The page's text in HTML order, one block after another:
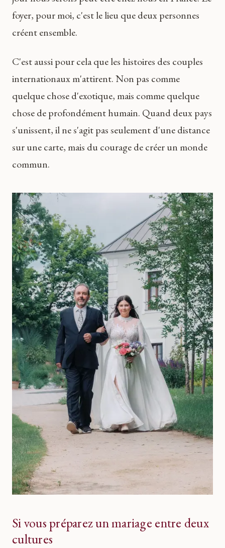
foyer, pour moi, c'est le lieu que deux personnes
créent ensemble.
C'est aussi pour cela que les histoires des couples
internationaux m'attirent. Non pas comme
quelque chose d'exotique, mais comme quelque
chose de profondément humain. Quand deux pays
s'unissent, il ne s'agit pas seulement d'une distance
sur une carte, mais du courage de créer un monde
commun.
Si vous préparez un mariage entre deux
cultures